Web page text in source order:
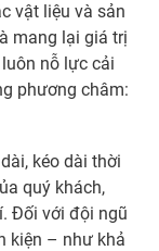
vật liệu và sản
mang lại giá trị
nỗ lực cải
phương châm:
kéo dài thời
quý khách,
Đối với đội ngũ
kiện – như khả